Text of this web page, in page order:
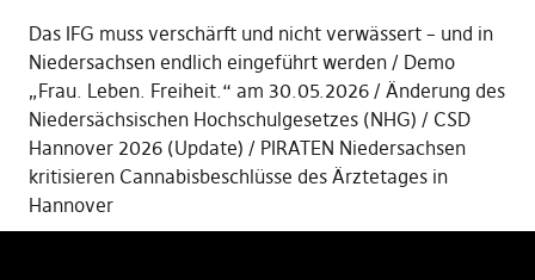
Das IFG muss verschärft und nicht verwässert – und in
Niedersachsen endlich eingeführt werden
Demo
„Frau. Leben. Freiheit.“ am 30.05.2026
Änderung des
Niedersächsischen Hochschulgesetzes (NHG)
CSD
Hannover 2026 (Update)
PIRATEN Niedersachsen
kritisieren Cannabisbeschlüsse des Ärztetages in
Hannover